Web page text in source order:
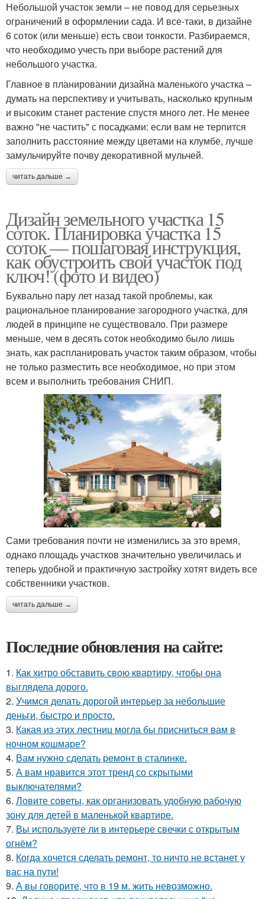
Небольшой участок земли – не повод для серьезных
ограничений в оформлении сада. И все-таки, в дизайне
6 соток (или меньше) есть свои тонкости. Разбираемся,
что необходимо учесть при выборе растений для
небольшого участка.
Главное в планировании дизайна маленького участка –
думать на перспективу и учитывать, насколько крупным
и высоким станет растение спустя много лет. Не менее
важно "не частить" с посадками: если вам не терпится
заполнить расстояние между цветами на клумбе, лучше
замульчируйте почву декоративной мульчей.
читать дальше →
Дизайн земельного участка 15
соток. Планировка участка 15
соток — пошаговая инструкция,
как обустроить свой участок под
ключ! (фото и видео)
Буквально пару лет назад такой проблемы, как
рациональное планирование загородного участка, для
людей в принципе не существовало. При размере
меньше, чем в десять соток необходимо было лишь
знать, как распланировать участок таким образом, чтобы
не только разместить все необходимое, но при этом
всем и выполнить требования СНИП.
Сами требования почти не изменились за это время,
однако площадь участков значительно увеличилась и
теперь удобной и практичную застройку хотят видеть все
собственники участков.
читать дальше →
Последние обновления на сайте:
1. Как хитро обставить свою квартиру, чтобы она
выглядела дорого.
2. Учимся делать дорогой интерьер за небольшие
деньги, быстро и просто.
3. Какая из этих лестниц могла бы присниться вам в
ночном кошмаре?
4. Вам нужно сделать ремонт в сталинке.
5. А вам нравится этот тренд со скрытыми
выключателями?
6. Ловите советы, как организовать удобную рабочую
зону для детей в маленькой квартире.
7. Вы используете ли в интерьере свечки с открытым
огнём?
8. Когда хочется сделать ремонт, то ничто не встанет у
вас на пути!
9. А вы говорите, что в 19 м. жить невозможно.